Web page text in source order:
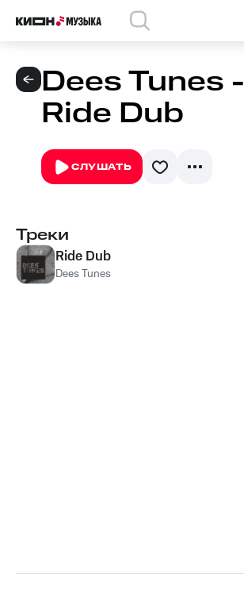
Dees Tunes -
Ride Dub
СЛУШАТЬ
Треки
Ride Dub
Dees Tunes